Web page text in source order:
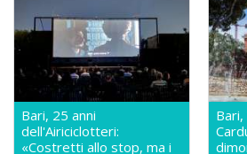
Bari, 25 anni
dell'Airiciclotteri:
«Costretti allo stop, ma i
Bari,